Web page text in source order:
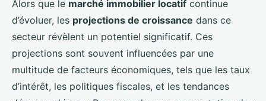
Alors que le marché immobilier locatif continue
d’évoluer, les projections de croissance dans ce
secteur révèlent un potentiel significatif. Ces
projections sont souvent influencées par une
multitude de facteurs économiques, tels que les taux
d’intérêt, les politiques fiscales, et les tendances